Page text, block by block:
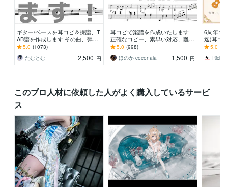
ギター/ベースを耳コピ＆採譜、T
AB譜を作成します その曲、弾け
るかも！個人練習やコピバンにお
すすめです！
5.0 (1073)
たむとむ
2,500 円
耳コピで楽譜を作成いたします
正確なコピー、素早い対応、難易
度別アレンジもOK！
5.0 (998)
ほのか coconala
1,500 円
6周年キ
迄)耳コ
譜可♪ 1
5.0
このプロ人材に依頼した人がよく購入しているサービ
ス